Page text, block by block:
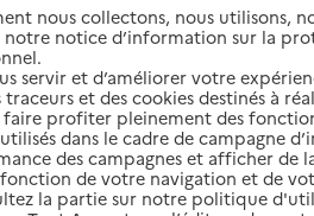
autour de Neurey-lès-la-
nous collectons, nous utilisons,
notre notice d’information sur la
servir et d’améliorer votre
et des cookies destinés à
faire profiter pleinement des
dans le cadre de campagne
des campagnes et afficher de
fonction de votre navigation et de
la partie sur notre politique